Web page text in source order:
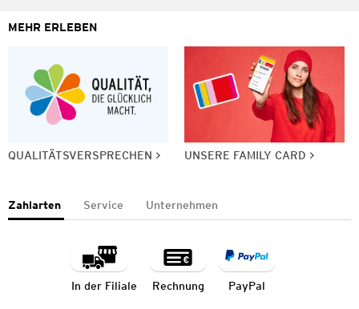
MEHR ERLEBEN
QUALITÄTSVERSPRECHEN UNSERE FAMILY CARD
Zahlarten Service Unternehmen
In der Filiale Rechnung PayPal